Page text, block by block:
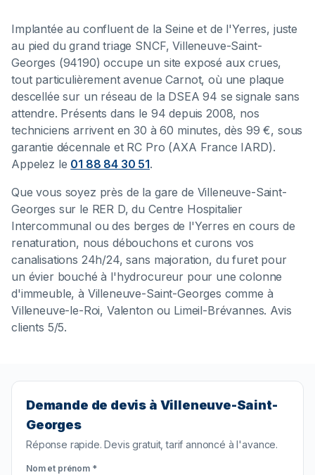
Implantée au confluent de la Seine et de l'Yerres, juste
au pied du grand triage SNCF, Villeneuve-Saint-
Georges (94190) occupe un site exposé aux crues,
tout particulièrement avenue Carnot, où une plaque
descellée sur un réseau de la DSEA 94 se signale sans
attendre. Présents dans le 94 depuis 2008, nos
techniciens arrivent en 30 à 60 minutes, dès 99 €, sous
garantie décennale et RC Pro (AXA France IARD).
Appelez le 01 88 84 30 51.
Que vous soyez près de la gare de Villeneuve-Saint-
Georges sur le RER D, du Centre Hospitalier
Intercommunal ou des berges de l'Yerres en cours de
renaturation, nous débouchons et curons vos
canalisations 24h/24, sans majoration, du furet pour
un évier bouché à l'hydrocureur pour une colonne
d'immeuble, à Villeneuve-Saint-Georges comme à
Villeneuve-le-Roi, Valenton ou Limeil-Brévannes. Avis
clients 5/5.
Demande de devis à Villeneuve-Saint-
Georges
Réponse rapide. Devis gratuit, tarif annoncé à l'avance.
Nom et prénom *